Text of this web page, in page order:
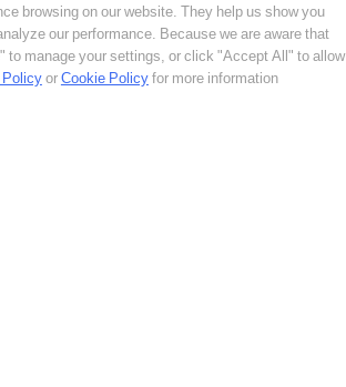
browsing on our website. They help us show you
our performance. Because we are aware that
manage your settings, or click "Accept All" to allow
orCookie Policyfor more information